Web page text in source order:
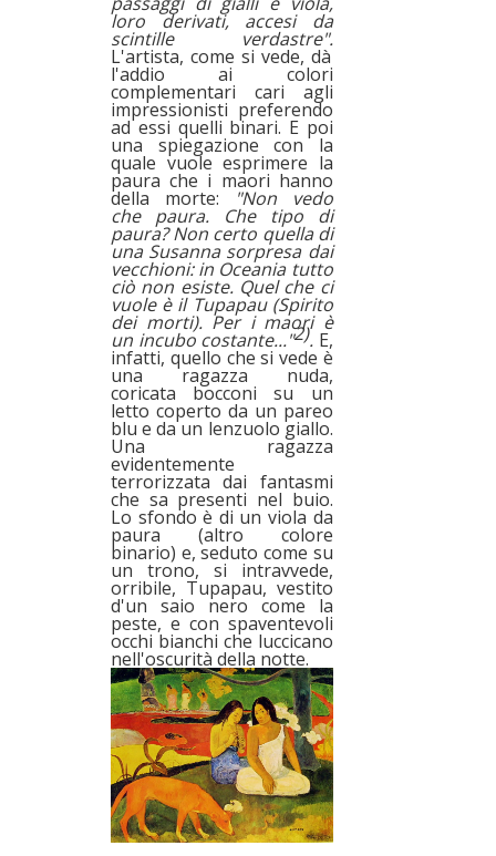
loro derivati, accesi da
scintille verdastre".
L'artista, come si vede, dà
l'addio ai colori
complementari cari agli
impressionisti preferendo
ad essi quelli binari. E poi
una spiegazione con la
quale vuole esprimere la
paura che i maori hanno
della morte: "Non vedo
che paura. Che tipo di
paura? Non certo quella di
una Susanna sorpresa dai
vecchioni: in Oceania tutto
ciò non esiste. Quel che ci
vuole è il Tupapau (Spirito
dei morti). Per i maori è
un incubo costante..."2). E,
infatti, quello che si vede è
una ragazza nuda,
coricata bocconi su un
letto coperto da un pareo
blu e da un lenzuolo giallo.
Una ragazza
evidentemente
terrorizzata dai fantasmi
che sa presenti nel buio.
Lo sfondo è di un viola da
paura (altro colore
binario) e, seduto come su
un trono, si intravvede,
orribile, Tupapau, vestito
d'un saio nero come la
peste, e con spaventevoli
occhi bianchi che luccicano
nell'oscurità della notte.